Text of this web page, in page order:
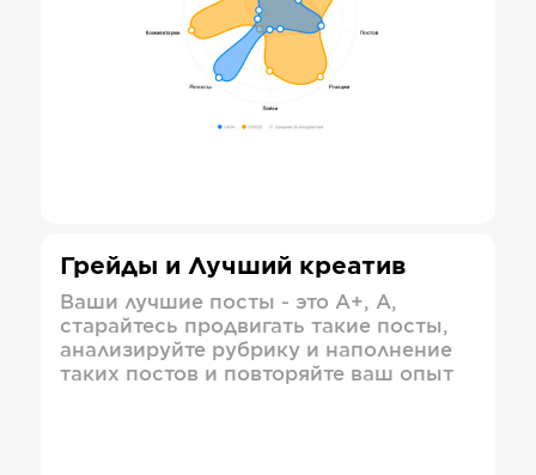
Грейды и Лучший креатив
Ваши лучшие посты - это А+, А,
старайтесь продвигать такие посты,
анализируйте рубрику и наполнение
таких постов и повторяйте ваш опыт